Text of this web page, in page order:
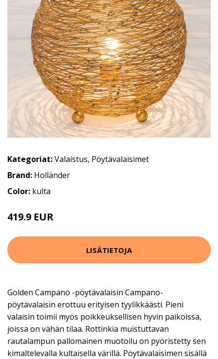
Kategoriat:Valaistus, Pöytävalaisimet
Brand: Holländer
Color: kulta
419.9 EUR
LISÄTIETOJA
Golden Campano -pöytävalaisin Campano-
pöytävalaisin erottuu erityisen tyylikkäästi. Pieni
valaisin toimii myös poikkeuksellisen hyvin paikoissa,
joissa on vähän tilaa. Rottinkia muistuttavan
rautalampun pallomainen muotoilu on pyöristetty sen
kimaltelevalla kultaisella värillä. Pöytävalaisimen sisällä